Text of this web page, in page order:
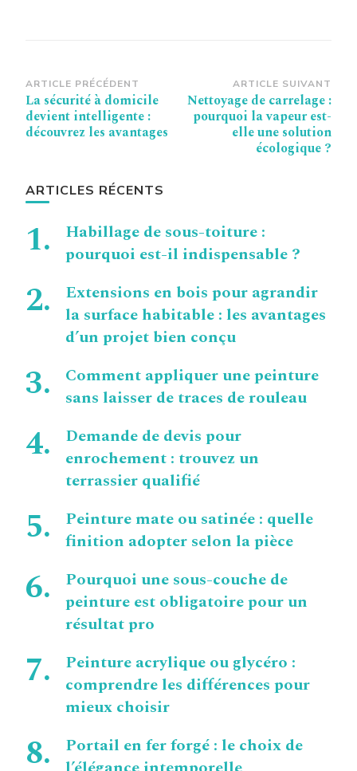
Navigation
d’article
ARTICLE PRÉCÉDENT
La sécurité à domicile
devient intelligente :
découvrez les avantages
ARTICLE SUIVANT
Nettoyage de carrelage :
pourquoi la vapeur est-
elle une solution
écologique ?
ARTICLES RÉCENTS
Habillage de sous-toiture :
pourquoi est-il indispensable ?
Extensions en bois pour agrandir
la surface habitable : les avantages
d’un projet bien conçu
Comment appliquer une peinture
sans laisser de traces de rouleau
Demande de devis pour
enrochement : trouvez un
terrassier qualifié
Peinture mate ou satinée : quelle
finition adopter selon la pièce
Pourquoi une sous-couche de
peinture est obligatoire pour un
résultat pro
Peinture acrylique ou glycéro :
comprendre les différences pour
mieux choisir
Portail en fer forgé : le choix de